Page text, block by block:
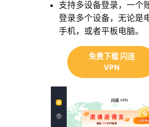
支持多设备登录，一个
登录多个设备，无论是
手机，或者平板电脑。
免费下载 闪连
VPN